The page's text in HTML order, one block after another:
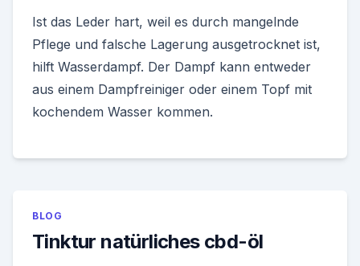
Ist das Leder hart, weil es durch mangelnde
Pflege und falsche Lagerung ausgetrocknet ist,
hilft Wasserdampf. Der Dampf kann entweder
aus einem Dampfreiniger oder einem Topf mit
kochendem Wasser kommen.
BLOG
Tinktur natürliches cbd-öl